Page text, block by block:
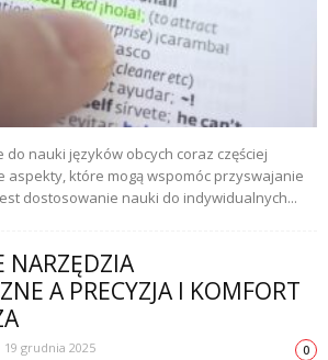
do nauki języków obcych coraz częściej
aspekty, które mogą wspomóc przyswajanie
dostosowanie nauki do indywidualnych...
NARZĘDZIA
A PRECYZJA I KOMFORT
19 grudnia 2025 0